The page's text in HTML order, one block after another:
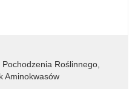
Roślinnego
Aminokwasów